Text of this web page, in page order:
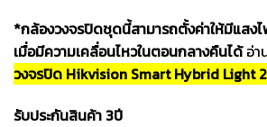
*กล้องวงจรปิดชุดนี้สามารถตั้งค่าให้มีแสง
เมื่อมีความเคลื่อนไหวในตอนกลางคืนได้อ่า
วงจรปิด Hikvision Smart Hybrid Light
รับประกันสินค้า 3ปี